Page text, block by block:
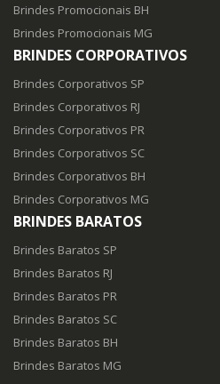
Brindes Promocionais BH
Brindes Promocionais MG
BRINDES CORPORATIVOS
Brindes Corporativos SP
Brindes Corporativos RJ
Brindes Corporativos PR
Brindes Corporativos SC
Brindes Corporativos BH
Brindes Corporativos MG
BRINDES BARATOS
Brindes Baratos SP
Brindes Baratos RJ
Brindes Baratos PR
Brindes Baratos SC
Brindes Baratos BH
Brindes Baratos MG